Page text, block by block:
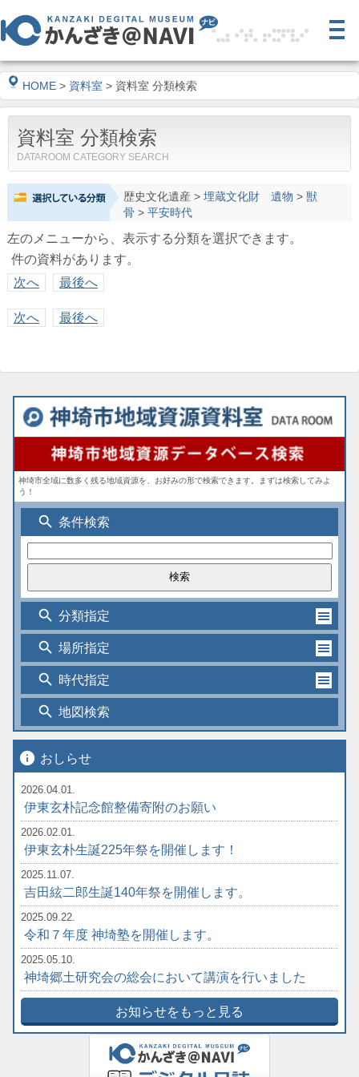
HOME > 資料室 > 資料室 分類検索
資料室 分類検索
DATAROOM CATEGORY SEARCH
歴史文化遺産> 埋蔵文化財 遺物 > 獣
骨> 平安時代
左のメニューから、表示する分類を選択できます。
件の資料があります。
次へ
最後へ
次へ 最後へ
神埼市全域に数多く残る地域資源を、お好みの形で検索できます。まずは検索してみよ
う！
search 条件検索
search 分類指定
search 場所指定
search 時代指定
search 地図検索
info おしらせ
2026.04.01.
伊東玄朴記念館整備寄附のお願い
2026.02.01.
伊東玄朴生誕225年祭を開催します！
2025.11.07.
吉田絃二郎生誕140年祭を開催します。
2025.09.22.
令和７年度 神埼塾を開催します。
2025.05.10.
神埼郷土研究会の総会において講演を行いました
お知らせをもっと見る